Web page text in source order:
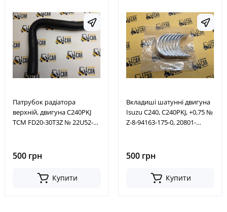
Патрубок радіатора
верхній, двигуна C240PKJ
TCM FD20-30T3Z № 22U52-
500 грн
Купити
Вкладиші шатунні двигуна
Isuzu C240, C240PKJ, +0,75 №
Z-8-94163-175-0, 20801-
500 грн
Купити